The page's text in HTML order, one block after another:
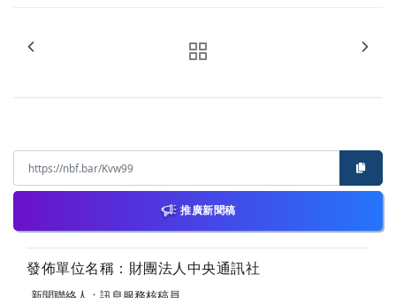
推廣新聞稿
發佈單位名稱：財團法人中央通訊社